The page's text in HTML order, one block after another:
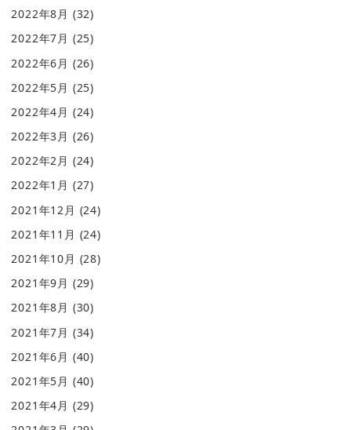
2022年8月 (32)
2022年7月 (25)
2022年6月 (26)
2022年5月 (25)
2022年4月 (24)
2022年3月 (26)
2022年2月 (24)
2022年1月 (27)
2021年12月 (24)
2021年11月 (24)
2021年10月 (28)
2021年9月 (29)
2021年8月 (30)
2021年7月 (34)
2021年6月 (40)
2021年5月 (40)
2021年4月 (29)